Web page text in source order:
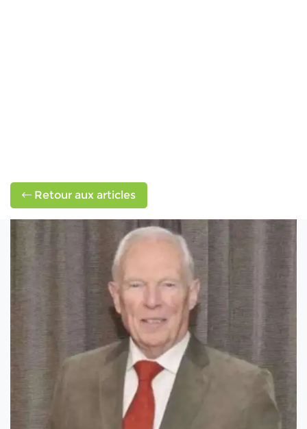
Retour aux articles